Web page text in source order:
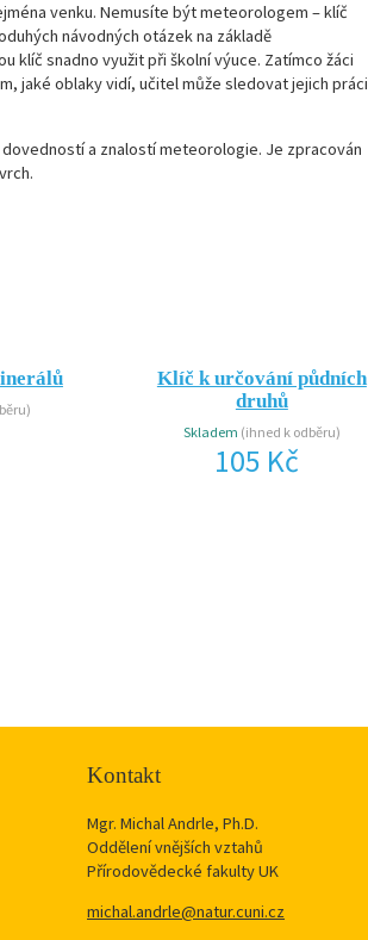
venku. Nemusíte být meteorologem – klíč
návodných otázek na základě
klíč snadno využit při školní výuce. Zatímco žáci
jaké oblaky vidí, učitel může sledovat jejich práci
a znalostí meteorologie. Je zpracován
Klíč k určování půdních
druhů
Skladem (ihned k odběru)
105 Kč
Kontakt
Mgr. Michal Andrle, Ph.D.
Oddělení vnějších vztahů
Přírodovědecké fakulty UK
michal.andrle@natur.cuni.cz